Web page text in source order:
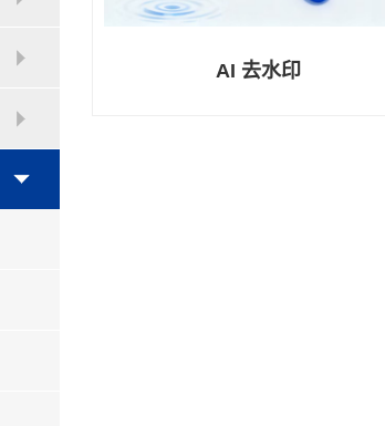
AI 去水印